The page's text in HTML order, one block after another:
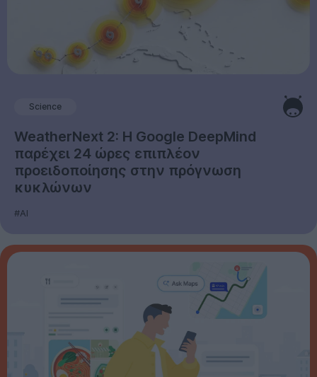
Science
WeatherNext 2: Η Google DeepMind
παρέχει 24 ώρες επιπλέον
προειδοποίησης στην πρόγνωση
κυκλώνων
#AI